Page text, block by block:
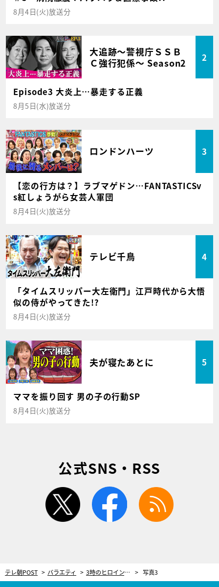
8月4日(火)放送分
大追跡～警視庁ＳＳＢ
Ｃ強行犯係～ Season2
2
Episode3 大炎上…暴走する正義
8月5日(水)放送分
ロンドンハーツ 3
【恋の行方は？】ラブマゲドン…FANTASTICSv
s紅しょうがら女芸人軍団
8月4日(火)放送分
テレビ千鳥 4
「タイムスリッパー大左衛門」江戸時代から大悟
似の侍がやってきた!?
8月4日(火)放送分
夫が寝たあとに 5
ママを振り回す 男の子の行動SP
8月4日(火)放送分
公式SNS・RSS
twitter facebook
テレ朝POST バラエティ 3時のヒロイン、大号泣！今田耕司＆EXITから愛があふれるアドバイス「パンクしないか心配」 写真3